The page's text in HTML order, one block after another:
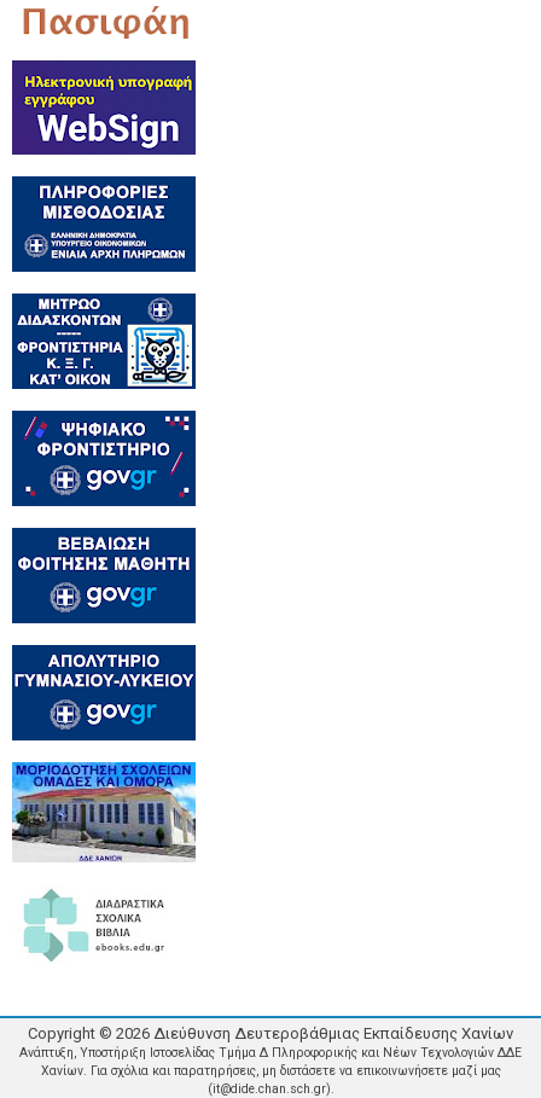
Copyright © 2026 Διεύθυνση Δευτεροβάθμιας Εκπαίδευσης Χανίων
Ανάπτυξη, Υποστήριξη Ιστοσελίδας Τμήμα Δ Πληροφορικής και Νέων Τεχνολογιών ΔΔΕ
Χανίων. Για σχόλια και παρατηρήσεις, μη διστάσετε να επικοινωνήσετε μαζί μας
(it@dide.chan.sch.gr).